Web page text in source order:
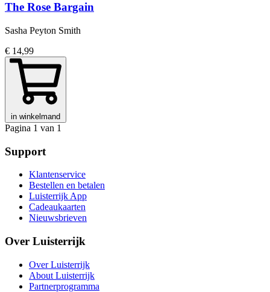
The Rose Bargain
Sasha Peyton Smith
€ 14,99
in winkelmand
Pagina 1 van 1
Support
Klantenservice
Bestellen en betalen
Luisterrijk App
Cadeaukaarten
Nieuwsbrieven
Over Luisterrijk
Over Luisterrijk
About Luisterrijk
Partnerprogramma